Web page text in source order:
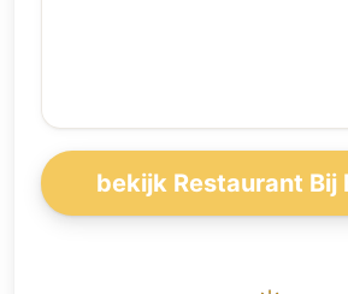
bekijk Restaurant Bij